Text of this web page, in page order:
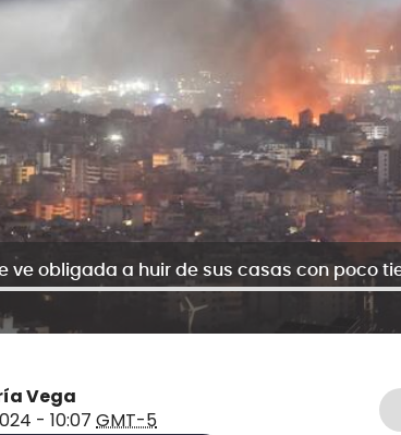
Vega
- 10:07 GMT-5